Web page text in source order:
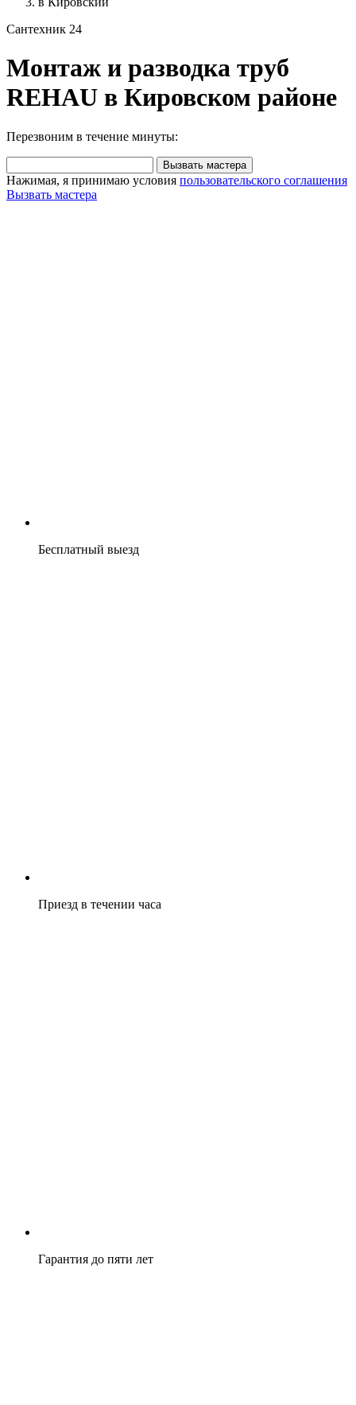
Сантехник 24
Монтаж и разводка труб
REHAU в Кировском районе
Перезвоним в течение минуты:
Вызвать мастера
Нажимая, я принимаю условия пользовательского соглашения
Вызвать мастера
Бесплатный выезд
Приезд в течении часа
Гарантия до пяти лет